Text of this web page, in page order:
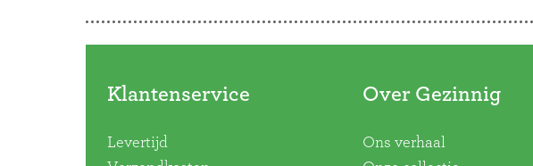
Klantenservice
Levertijd
Over Gezinnig
Ons verhaal